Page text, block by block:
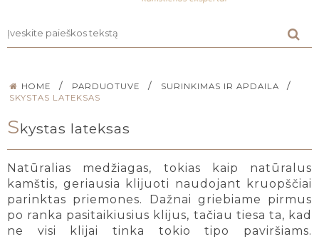
HOME / PARDUOTUVE / SURINKIMAS IR APDAILA /
SKYSTAS LATEKSAS
Skystas lateksas
Natūralias medžiagas, tokias kaip natūralus
kamštis, geriausia klijuoti naudojant kruopščiai
parinktas priemones. Dažnai griebiame pirmus
po ranka pasitaikiusius klijus, tačiau tiesa ta, kad
ne visi klijai tinka tokio tipo paviršiams.